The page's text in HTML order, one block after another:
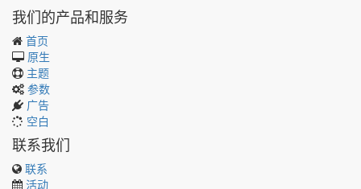
我们的产品和服务
首页
原生
主题
参数
广告
空白
联系我们
联系
活动